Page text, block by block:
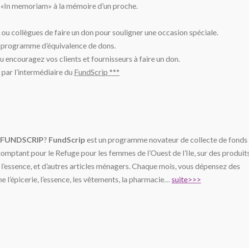
memoriam» à la mémoire d’un proche.
collègues de faire un don pour souligner une occasion spéciale.
d’équivalence de dons.
vos clients et fournisseurs à faire un don.
l’intermédiaire du FundScrip ***
FUNDSCRIP? FundScrip est un programme novateur de collecte de fonds
pour le Refuge pour les femmes de l’Ouest de l’Ile, sur des
et d’autres articles ménagers. Chaque mois, vous dépensez des
l’essence, les vêtements, la pharmacie… suite>>>